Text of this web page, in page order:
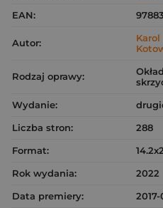
EAN:
Autor: Karol
Rodzaj oprawy:
Wydanie:
Liczba stron:
288
Format:
Rok wydania:
2022
Data premiery: